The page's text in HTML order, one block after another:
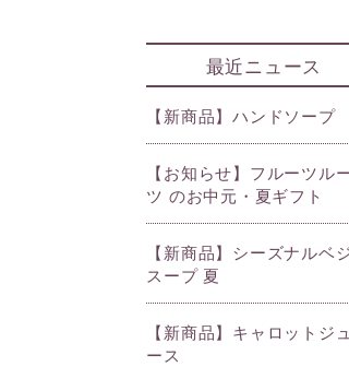
ファイブフルーツライン最近ニュース
【新商品】ハンドソープ
【お知らせ】フルーツル
ツ のお中元・夏ギフト
【新商品】シーズナルベ
スープ 夏
【新商品】キャロットジュ
ース